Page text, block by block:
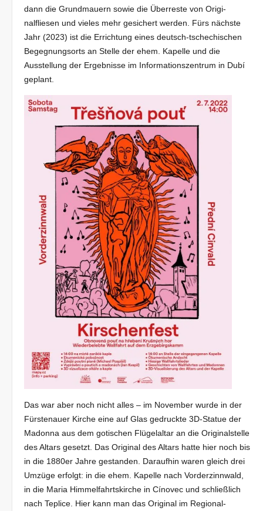
dann die Grundmauern sowie die Überreste von Origi­
nalfliesen und vieles mehr gesichert werden. Fürs nächste
Jahr (2023) ist die Errichtung eines deutsch-tschechischen
Begegnungs­orts an Stelle der ehem. Kapelle und die
Ausstellung der Ergebnisse im Informationszentrum in Dubí
geplant.
Das war aber noch nicht alles – im November wurde in der
Fürstenau­er Kirche eine auf Glas gedruckte 3D-Statue der
Madonna aus dem goti­schen Flügelaltar an die Originalstelle
des Altars gesetzt. Das Original des Altars hatte hier noch bis
in die 1880er Jahre gestanden. Daraufhin waren gleich drei
Umzüge erfolgt: in die ehem. Kapelle nach Vorder­zinnwald,
in die Maria Himmelfahrtskirche in Cínovec und schließlich
nach Teplice. Hier kann man das Original im Regional­